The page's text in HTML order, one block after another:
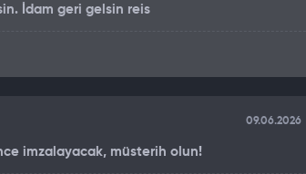
İdam geri gelsin reis
09.06.2026
imzalayacak, müsterih olun!